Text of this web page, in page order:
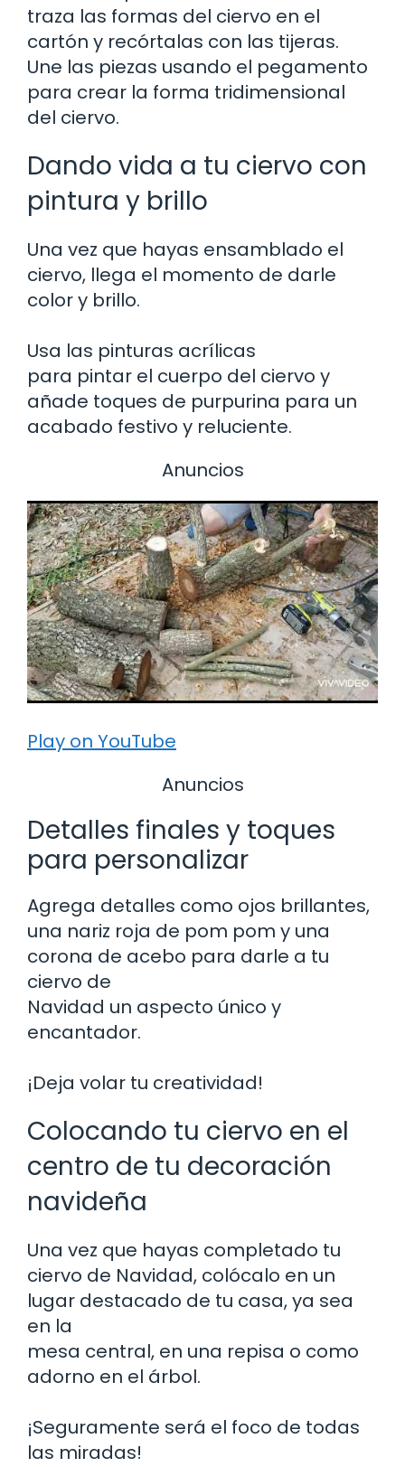
traza las formas del ciervo en el
cartón y recórtalas con las tijeras.
Une las piezas usando el pegamento
para crear la forma tridimensional
del ciervo.
Dando vida a tu ciervo con
pintura y brillo
Una vez que hayas ensamblado el
ciervo, llega el momento de darle
color y brillo.
Usa las pinturas acrílicas
para pintar el cuerpo del ciervo y
añade toques de purpurina para un
acabado festivo y reluciente.
Anuncios
Play on YouTube
Anuncios
Detalles finales y toques
para personalizar
Agrega detalles como ojos brillantes,
una nariz roja de pom pom y una
corona de acebo para darle a tu
ciervo de
Navidad un aspecto único y
encantador.
¡Deja volar tu creatividad!
Colocando tu ciervo en el
centro de tu decoración
navideña
Una vez que hayas completado tu
ciervo de Navidad, colócalo en un
lugar destacado de tu casa, ya sea
en la
mesa central, en una repisa o como
adorno en el árbol.
¡Seguramente será el foco de todas
las miradas!